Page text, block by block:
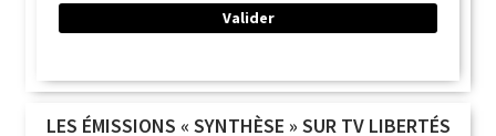
LES ÉMISSIONS « SYNTHÈSE » SUR TV LIBERTÉS